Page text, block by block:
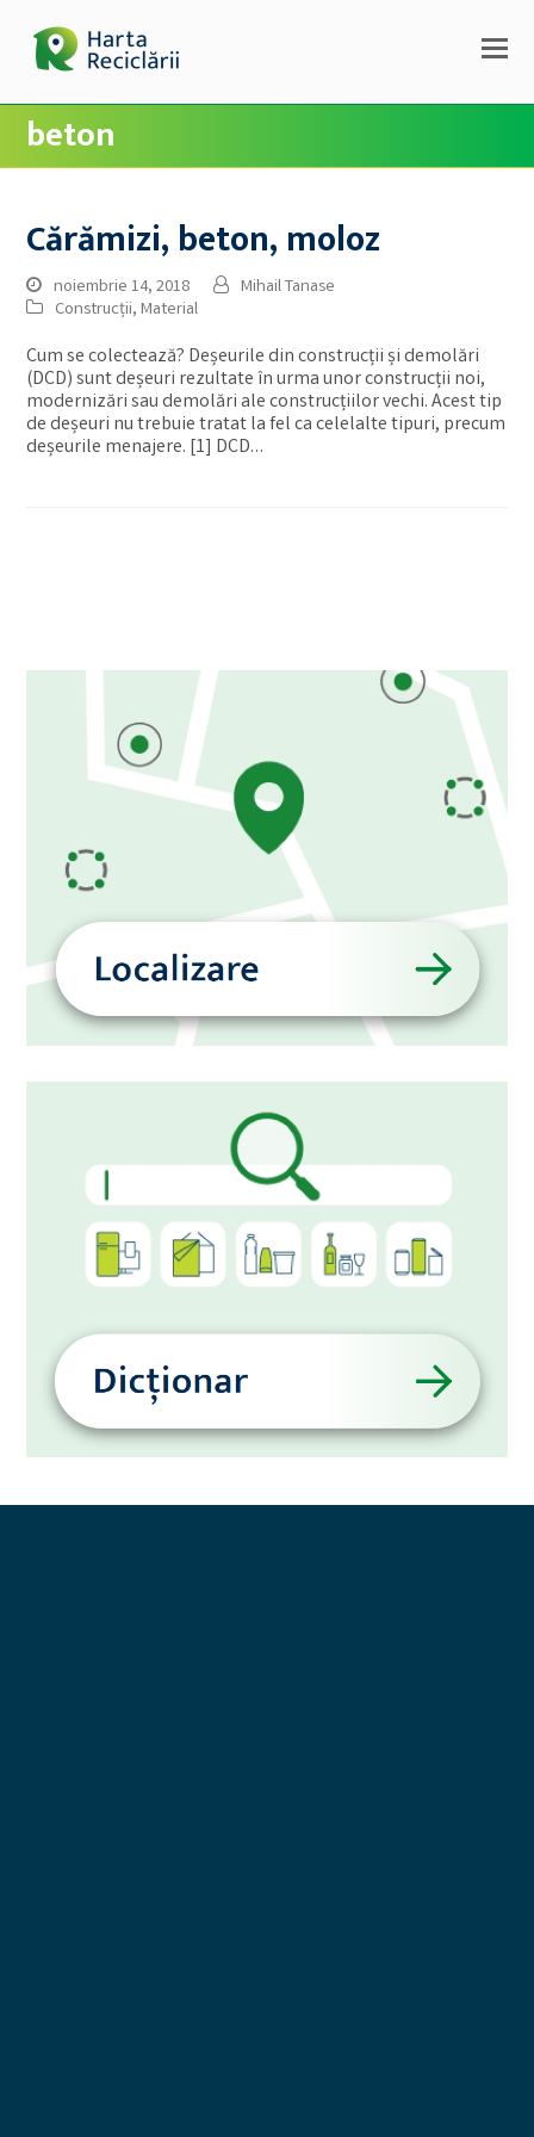
beton
Cărămizi, beton, moloz
noiembrie 14, 2018
Mihail Tanase
Construcții,Material
Cum se colectează? Deșeurile din construcții și demolări
(DCD) sunt deșeuri rezultate în urma unor construcții noi,
modernizări sau demolări ale construcțiilor vechi. Acest tip
de deșeuri nu trebuie tratat la fel ca celelalte tipuri, precum
deșeurile menajere. [1] DCD…